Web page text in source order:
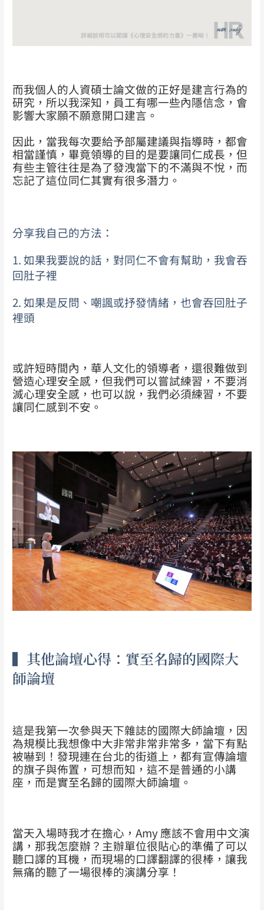
而我個人的人資碩士論文做的正好是建言行為的
研究，所以我深知，員工有哪一些內隱信念，會
影響大家願不願意開口建言。
因此，當我每次要給予部屬建議與指導時，都會
相當謹慎，畢竟領導的目的是要讓同仁成長，但
有些主管往往是為了發洩當下的不滿與不悅，而
忘記了這位同仁其實有很多潛力。
分享我自己的方法：
1. 如果我要說的話，對同仁不會有幫助，我會吞
回肚子裡
2. 如果是反問、嘲諷或抒發情緒，也會吞回肚子
裡頭
或許短時間內，華人文化的領導者，還很難做到
營造心理安全感，但我們可以嘗試練習，不要消
滅心理安全感，也可以說，我們必須練習，不要
讓同仁感到不安。
▍其他論壇心得：實至名歸的國際大
師論壇
這是我第一次參與天下雜誌的國際大師論壇，因
為規模比我想像中大非常非常非常多，當下有點
被嚇到！發現連在台北的街道上，都有宣傳論壇
的旗子與佈置，可想而知，這不是普通的小講
座，而是實至名歸的國際大師論壇。
當天入場時我才在擔心，Amy 應該不會用中文演
講，那我怎麼辦？主辦單位很貼心的準備了可以
聽口譯的耳機，而現場的口譯翻譯的很棒，讓我
無痛的聽了一場很棒的演講分享！